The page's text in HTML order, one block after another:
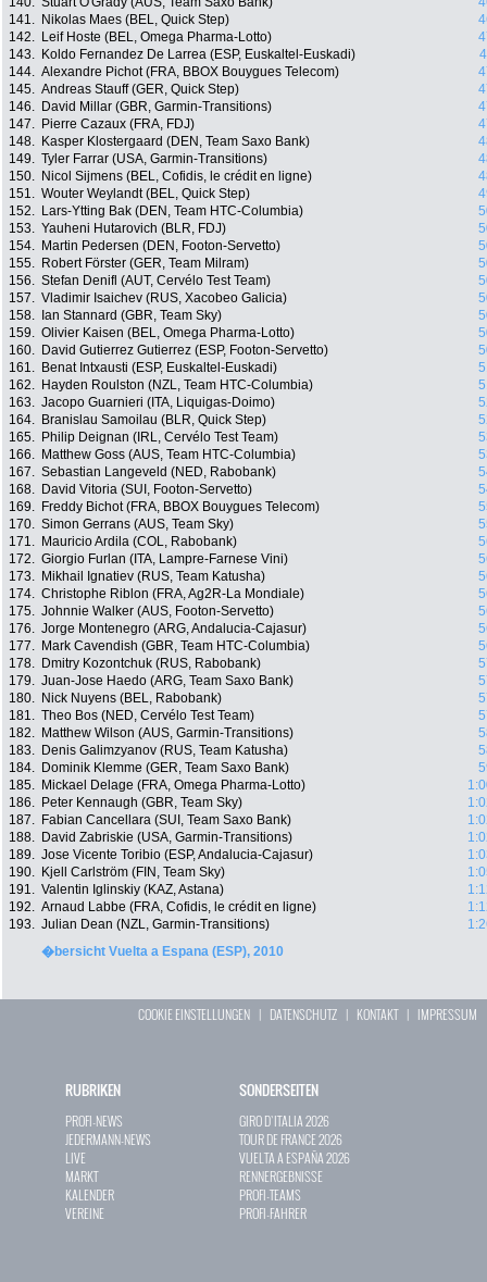
141.
Nikolas Maes (BEL, Quick Step)
142.
Leif Hoste (BEL, Omega Pharma-Lotto)
143.
Koldo Fernandez De Larrea (ESP, Euskaltel-Euskadi)
144. Alexandre Pichot (FRA, BBOX Bouygues Telecom)
145. Andreas Stauff (GER, Quick Step)
146.
David Millar (GBR, Garmin-Transitions)
147.
Pierre Cazaux (FRA, FDJ)
148.
Kasper Klostergaard (DEN, Team Saxo Bank)
149. Tyler Farrar (USA, Garmin-Transitions)
150.
Nicol Sijmens (BEL, Cofidis, le crédit en ligne)
151. Wouter Weylandt (BEL, Quick Step)
152.
Lars-Ytting Bak (DEN, Team HTC-Columbia)
153. Yauheni Hutarovich (BLR, FDJ)
154.
Martin Pedersen (DEN, Footon-Servetto)
155.
Robert Förster (GER, Team Milram)
156. Stefan Denifl (AUT, Cervélo Test Team)
157. Vladimir Isaichev (RUS, Xacobeo Galicia)
158.
Ian Stannard (GBR, Team Sky)
159. Olivier Kaisen (BEL, Omega Pharma-Lotto)
160.
David Gutierrez Gutierrez (ESP, Footon-Servetto)
161.
Benat Intxausti (ESP, Euskaltel-Euskadi)
162.
Hayden Roulston (NZL, Team HTC-Columbia)
163. Jacopo Guarnieri (ITA, Liquigas-Doimo)
164.
Branislau Samoilau (BLR, Quick Step)
165.
Philip Deignan (IRL, Cervélo Test Team)
166.
Matthew Goss (AUS, Team HTC-Columbia)
167. Sebastian Langeveld (NED, Rabobank)
168.
David Vitoria (SUI, Footon-Servetto)
169.
Freddy Bichot (FRA, BBOX Bouygues Telecom)
170. Simon Gerrans (AUS, Team Sky)
171.
Mauricio Ardila (COL, Rabobank)
172. Giorgio Furlan (ITA, Lampre-Farnese Vini)
173.
Mikhail Ignatiev (RUS, Team Katusha)
174. Christophe Riblon (FRA, Ag2R-La Mondiale)
175. Johnnie Walker (AUS, Footon-Servetto)
176. Jorge Montenegro (ARG, Andalucia-Cajasur)
177.
Mark Cavendish (GBR, Team HTC-Columbia)
178.
Dmitry Kozontchuk (RUS, Rabobank)
179. Juan-Jose Haedo (ARG, Team Saxo Bank)
180.
Nick Nuyens (BEL, Rabobank)
181. Theo Bos (NED, Cervélo Test Team)
182.
Matthew Wilson (AUS, Garmin-Transitions)
183.
Denis Galimzyanov (RUS, Team Katusha)
184.
Dominik Klemme (GER, Team Saxo Bank)
185.
Mickael Delage (FRA, Omega Pharma-Lotto)
186.
Peter Kennaugh (GBR, Team Sky)
187.
Fabian Cancellara (SUI, Team Saxo Bank)
188.
David Zabriskie (USA, Garmin-Transitions)
189. Jose Vicente Toribio (ESP, Andalucia-Cajasur)
190.
Kjell Carlström (FIN, Team Sky)
191. Valentin Iglinskiy (KAZ, Astana)
192. Arnaud Labbe (FRA, Cofidis, le crédit en ligne)
193. Julian Dean (NZL, Garmin-Transitions)
�bersicht Vuelta a Espana (ESP), 2010
COOKIE EINSTELLUNGEN | DATENSCHUTZ | KONTAKT| IMPRESSUM
RUBRIKEN
PROFI-NEWS
JEDERMANN-NEWS
LIVE
MARKT
KALENDER
VEREINE
SONDERSEITEN
GIRO D`ITALIA 2026
TOUR DE FRANCE 2026
VUELTA A ESPAÑA 2026
RENNERGEBNISSE
PROFI-TEAMS
PROFI-FAHRER